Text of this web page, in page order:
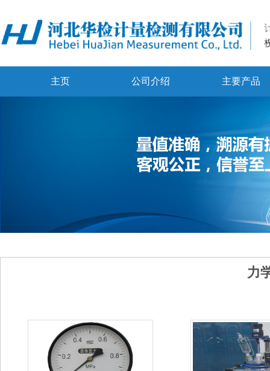
主页 公司介绍 主要产品
力